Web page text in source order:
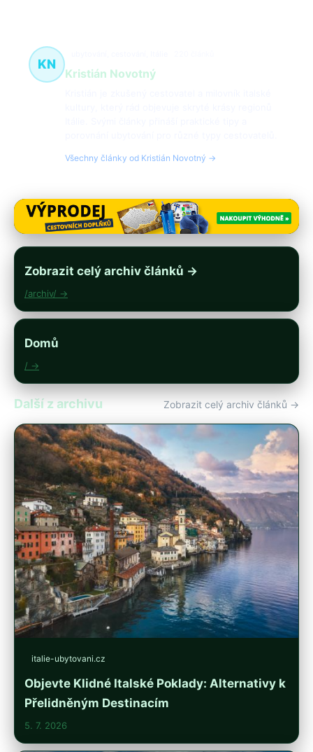
KN
Kristián Novotný
Všechny články od Kristián Novotný →
Zobrazit celý archiv článků →
/archiv/ →
Domů
/ →
Další z archivu Zobrazit celý archiv článků →
italie-ubytovani.cz
Objevte Klidné Italské Poklady: Alternativy k
Přelidněným Destinacím
5. 7. 2026